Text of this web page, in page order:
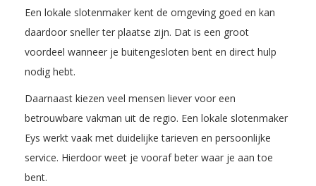
Een lokale slotenmaker kent de omgeving goed en kan
daardoor sneller ter plaatse zijn. Dat is een groot
voordeel wanneer je buitengesloten bent en direct hulp
nodig hebt.
Daarnaast kiezen veel mensen liever voor een
betrouwbare vakman uit de regio. Een lokale slotenmaker
Eys werkt vaak met duidelijke tarieven en persoonlijke
service. Hierdoor weet je vooraf beter waar je aan toe
bent.